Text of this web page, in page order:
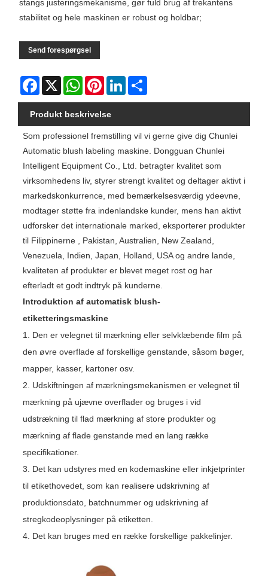
stangs justeringsmekanisme, gør fuld brug af trekantens
stabilitet og hele maskinen er robust og holdbar;
Send forespørgsel
Facebook
X WhatsAppPinterestLinkedIn
Produkt beskrivelse
Som professionel fremstilling vil vi gerne give dig Chunlei
Automatic blush labeling maskine. Dongguan Chunlei
Intelligent Equipment Co., Ltd. betragter kvalitet som
virksomhedens liv, styrer strengt kvalitet og deltager aktivt i
markedskonkurrence, med bemærkelsesværdig ydeevne,
modtager støtte fra indenlandske kunder, mens han aktivt
udforsker det internationale marked, eksporterer produkter
til Filippinerne , Pakistan, Australien, New Zealand,
Venezuela, Indien, Japan, Holland, USA og andre lande,
kvaliteten af ​​produkter er blevet meget rost og har
efterladt et godt indtryk på kunderne.
Introduktion af automatisk blush-
etiketteringsmaskine
1. Den er velegnet til mærkning eller selvklæbende film på
den øvre overflade af forskellige genstande, såsom bøger,
mapper, kasser, kartoner osv.
2. Udskiftningen af ​​mærkningsmekanismen er velegnet til
mærkning på ujævne overflader og bruges i vid
udstrækning til flad mærkning af store produkter og
mærkning af flade genstande med en lang række
specifikationer.
3. Det kan udstyres med en kodemaskine eller inkjetprinter
til etikethovedet, som kan realisere udskrivning af
produktionsdato, batchnummer og udskrivning af
stregkodeoplysninger på etiketten.
4. Det kan bruges med en række forskellige pakkelinjer.